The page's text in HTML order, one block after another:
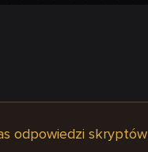
odpowiedzi skryptów